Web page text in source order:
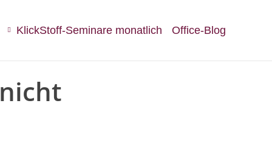
KlickStoff-Seminare monatlich Office-Blog